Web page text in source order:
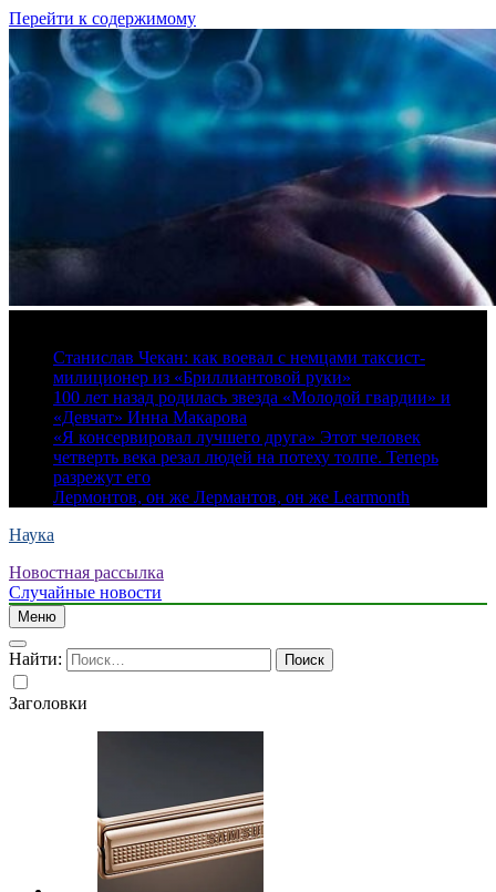
Перейти к содержимому
Станислав Чекан: как воевал с немцами таксист-
милиционер из «Бриллиантовой руки»
100 лет назад родилась звезда «Молодой гвардии» и
«Девчат» Инна Макарова
«Я консервировал лучшего друга» Этот человек
четверть века резал людей на потеху толпе. Теперь
разрежут его
Лермонтов, он же Лермантов, он же Learmonth
Наука
Новостная рассылка
Случайные новости
Меню
Найти:
Заголовки